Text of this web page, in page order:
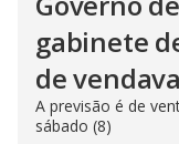
gabinete
de
A previsão é de
sábado (8)